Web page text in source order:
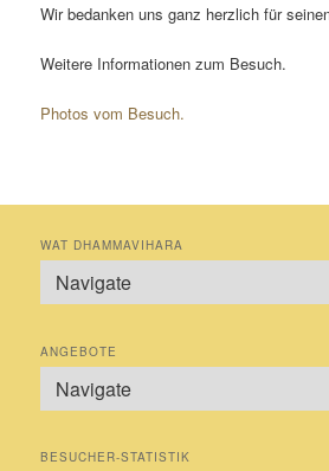
Wir bedanken uns ganz herzlich für
Weitere Informationen zum Besuch.
Photos vom Besuch.
WAT DHAMMAVIHARA
ANGEBOTE
BESUCHER-STATISTIK